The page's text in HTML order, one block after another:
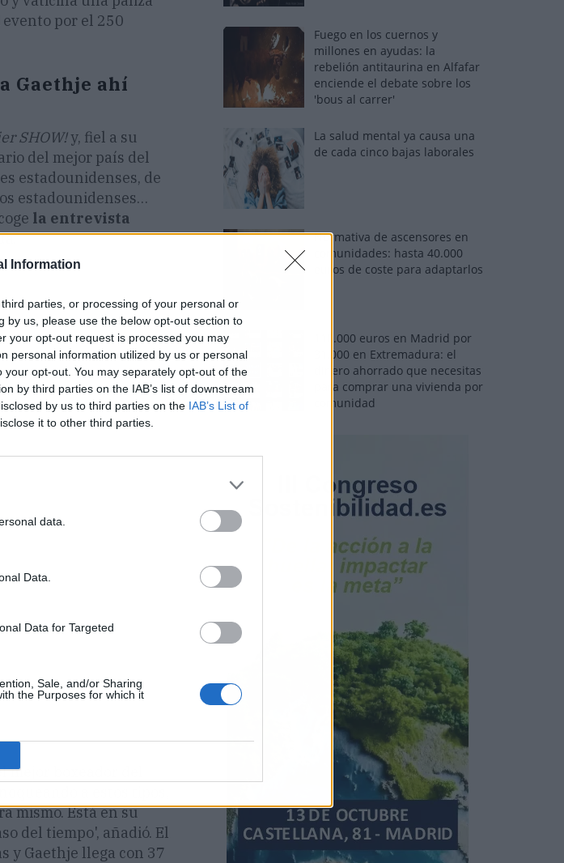
Information
parties, or processing of your personal or
by us, please use the below opt-out section to
your opt-out request is processed you may
personal information utilized by us or personal
opt-out. You may separately opt-out of the
by third parties on the IAB’s list of downstream
by us to third parties on the IAB’s List of
it to other third parties.
data.
Data.
Data for Targeted
Sale, and/or Sharing
the Purposes for which it
por el 250
Gaethje ahí
SHOW!y, fiel a su
del mejor país del
estadounidenses, de
estadounidenses…
la entrevista
boxeador del
a estos tipos,
mismo. Está en su
del tiempo', añadió. El
y Gaethje llega con 37
Fuego en los cuernos y
millones en ayudas: la
rebelión antitaurina en Alfafar
enciende el debate sobre los
'bous al carrer'
La salud mental ya causa una
de cada cinco bajas laborales
Normativa de ascensores en
comunidades: hasta 40.000
euros de coste para adaptarlos
110.000 euros en Madrid por
31.000 en Extremadura: el
dinero ahorrado que necesitas
para comprar una vivienda por
comunidad